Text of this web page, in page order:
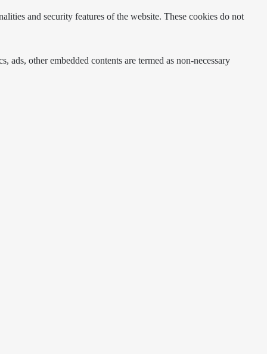
and security features of the website. These cookies do not
other embedded contents are termed as non-necessary